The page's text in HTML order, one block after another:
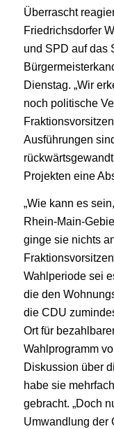
Überrascht
Friedrichsdorfer
und SPD auf das
Dienstag. „Wir
noch politische
Ausführungen
Projekten eine
„Wie kann es
Rhein-Main-
ginge sie nichts
Wahlperiode sei
die den
die CDU
Ort für
Wahlprogramm
Diskussion über
habe sie
gebracht. „Doch
Umwandlung der